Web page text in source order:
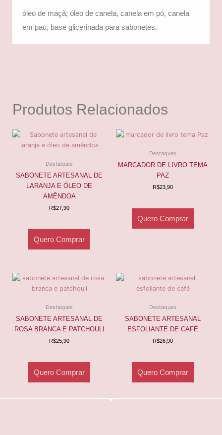
óleo de maçã; óleo de canela, canela em pó, canela
em pau, base glicerinada para sabonetes.
Produtos Relacionados
Destaques
SABONETE ARTESANAL DE
LARANJA E ÓLEO DE
AMÊNDOA
R$27,90
Quero Comprar
Destaques
MARCADOR DE LIVRO TEMA
PAZ
R$23,90
Quero Comprar
Destaques
SABONETE ARTESANAL DE
ROSA BRANCA E PATCHOULI
R$25,90
Quero Comprar
Destaques
SABONETE ARTESANAL
ESFOLIANTE DE CAFÉ
R$26,90
Quero Comprar